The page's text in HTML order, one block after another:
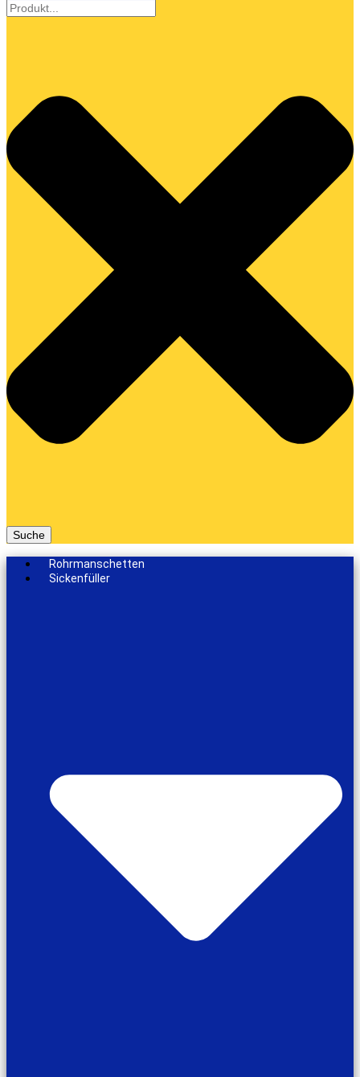
Suche
Rohrmanschetten
Sickenfüller